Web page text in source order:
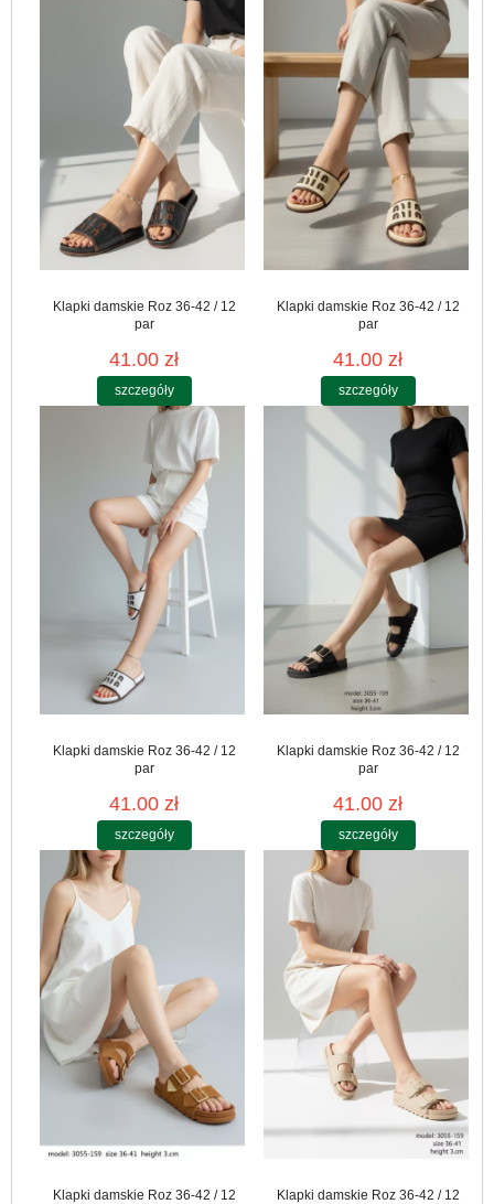
Klapki damskie Roz 36-42 / 12
par
41.00 zł
szczegóły
Klapki damskie Roz 36-42 / 12
par
41.00 zł
szczegóły
Klapki damskie Roz 36-42 / 12
par
41.00 zł
szczegóły
Klapki damskie Roz 36-42 / 12
par
41.00 zł
szczegóły
Klapki damskie Roz 36-42 / 12
Klapki damskie Roz 36-42 / 12